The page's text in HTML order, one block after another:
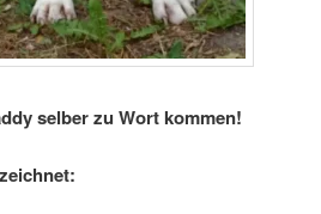
selber zu Wort kommen!